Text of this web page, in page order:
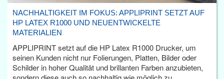
NACHHALTIGKEIT IM FOKUS: APPLIPRINT SETZT AUF
HP LATEX R1000 UND NEUENTWICKELTE
MATERIALIEN
APPLIPRINT setzt auf die HP Latex R1000 Drucker, um
seinen Kunden nicht nur Folierungen, Platten, Bilder oder
Schilder in hoher Qualität und brillanten Farben anzubieten,